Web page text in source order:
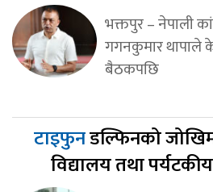
भक्तपुर – नेपाली
गगनकुमार थापाले
बैठकपछि
टाइफुनडल्फिनको
विद्यालय तथा